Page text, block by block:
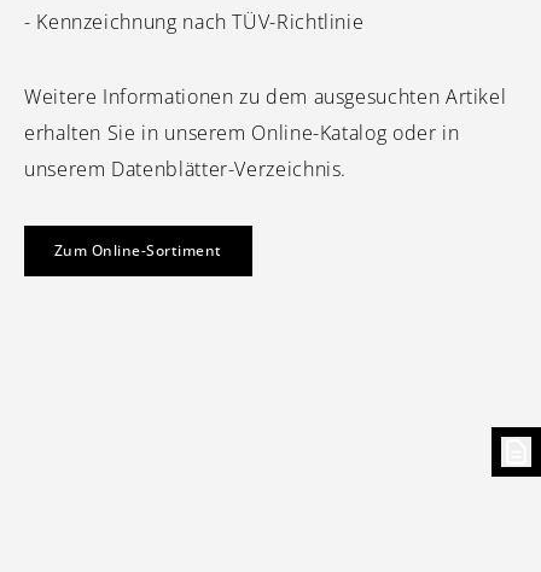
- Kennzeichnung nach TÜV-Richtlinie
Weitere Informationen zu dem ausgesuchten Artikel
erhalten Sie in unserem Online-Katalog oder in
unserem Datenblätter-Verzeichnis.
Zum Online-Sortiment